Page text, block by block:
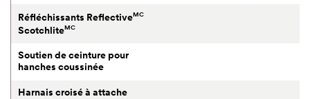
Réfléchissants Reflective MC
Scotchlite MC
Soutien de ceinture pour
hanches coussinée
Harnais croisé à attache